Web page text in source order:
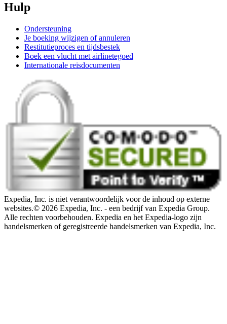
Hulp
Ondersteuning
Je boeking wijzigen of annuleren
Restitutieproces en tijdsbestek
Boek een vlucht met airlinetegoed
Internationale reisdocumenten
Expedia, Inc. is niet verantwoordelijk voor de inhoud op externe
websites.© 2026 Expedia, Inc. - een bedrijf van Expedia Group.
Alle rechten voorbehouden. Expedia en het Expedia-logo zijn
handelsmerken of geregistreerde handelsmerken van Expedia, Inc.